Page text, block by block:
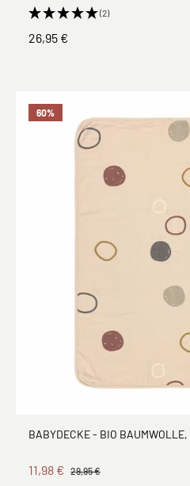
(2)
26,95 €
60%
BABYDECKE - BIO
11,98 € 29,95 €